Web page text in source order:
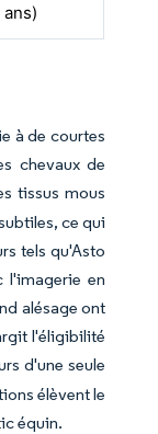
ans)
à de courtes
chevaux de
tissus mous
ce qui
tels qu'Asto
l'imagerie en
alésage ont
l'éligibilité
d'une seule
élèvent le
équin.